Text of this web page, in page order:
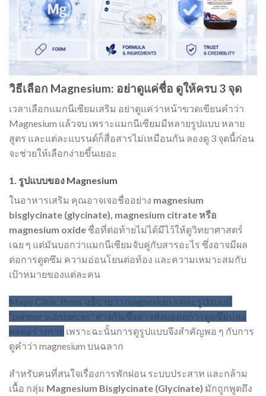
วิธีเลือก Magnesium: อย่าดูแค่ชื่อ ดูให้ครบ 3 จุด
เวลาเลือกแมกนีเซียมเสริม อย่าดูแค่ว่าหน้าขวดเขียนคำว่า
Magnesium แล้วจบ เพราะแมกนีเซียมมีหลายรูปแบบ หลาย
สูตร และแต่ละแบรนด์ก็สื่อสารไม่เหมือนกัน ลองดู 3 จุดนี้ก่อน
จะช่วยให้เลือกง่ายขึ้นเยอะ
1. รูปแบบของ Magnesium
ในอาหารเสริม คุณอาจเจอชื่ออย่าง magnesium
bisglycinate (glycinate), magnesium citrate หรือ
magnesium oxide ชื่อที่ต่อท้ายไม่ได้มีไว้ให้ดูวิทยาศาสตร์
เฉย ๆ แต่มันบอกว่าแมกนีเซียมจับคู่กับสารอะไร ซึ่งอาจมีผล
ต่อการดูดซึม ความอ่อนโยนต่อท้อง และความเหมาะสมกับ
เป้าหมายของแต่ละคน
Mayo Clinic Press อธิบายว่า magnesium แต่ละรูปแบบมี
“partner substances” ต่างกัน ซึ่งอาจส่งผลต่อการดูดซึมและ
ผลต่อร่างกาย เพราะฉะนั้นการดูรูปแบบจึงสำคัญพอ ๆ กับการ
ดูคำว่า magnesium บนฉลาก
สำหรับคนที่สนใจเรื่องการพักผ่อน ระบบประสาท และกล้าม
เนื้อ กลุ่ม Magnesium Bisglycinate (Glycinate) มักถูกพูดถึง